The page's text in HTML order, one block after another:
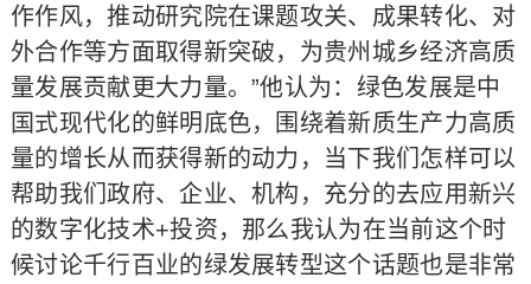
作作风，推动研究院在课题攻关、成果转化、对
外合作等方面取得新突破，为贵州城乡经济高质
量发展贡献更大力量。”他认为：绿色发展是中
国式现代化的鲜明底色，围绕着新质生产力高质
量的增长从而获得新的动力，当下我们怎样可以
帮助我们政府、企业、机构，充分的去应用新兴
的数字化技术+投资，那么我认为在当前这个时
候讨论千行百业的绿发展转型这个话题也是非常